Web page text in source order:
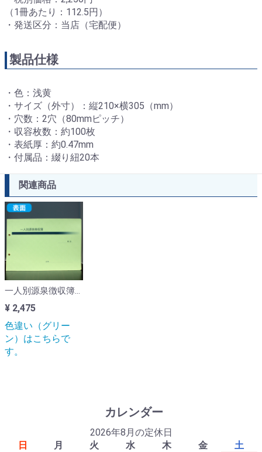
（1冊あたり：112.5円）
・発送区分：当店（宅配便）
製品仕様
・色：浅黄
・サイズ（外寸）：縦210×横305（mm）
・穴数：2穴（80mmピッチ）
・収容枚数：約100枚
・表紙厚：約0.47mm
・付属品：綴り紐20本
関連商品
一人別源泉徴収簿綴（グリーン・20組入）
¥ 2,475
色違い（グリー
ン）はこちらで
す。
カレンダー
2026年8月の定休日
日
月 火 水 木 金
土